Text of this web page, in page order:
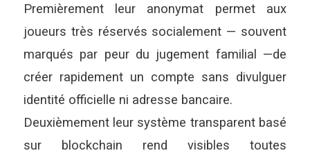
Premièrement leur anonymat permet aux
joueurs très réservés socialement — souvent
marqués par peur du jugement familial —de
créer rapidement un compte sans divulguer
identité officielle ni adresse bancaire.
Deuxièmement leur système transparent basé
sur blockchain rend visibles toutes